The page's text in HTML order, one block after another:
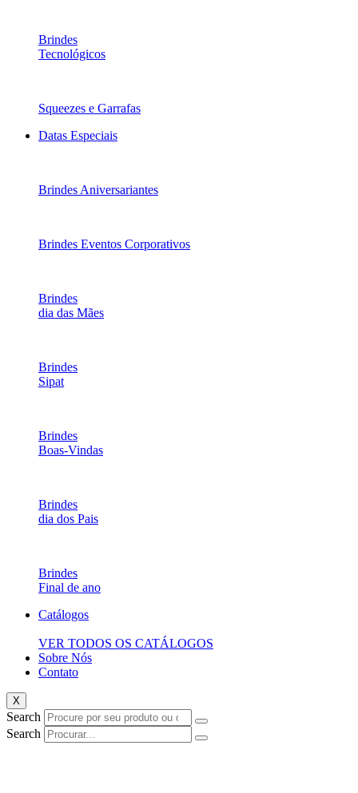
Brindes
Tecnológicos
Squeezes e Garrafas
Datas Especiais
Brindes Aniversariantes
Brindes Eventos Corporativos
Brindes
dia das Mães
Brindes
Sipat
Brindes
Boas-Vindas
Brindes
dia dos Pais
Brindes
Final de ano
Catálogos
VER TODOS OS CATÁLOGOS
Sobre Nós
Contato
X
Search
Search